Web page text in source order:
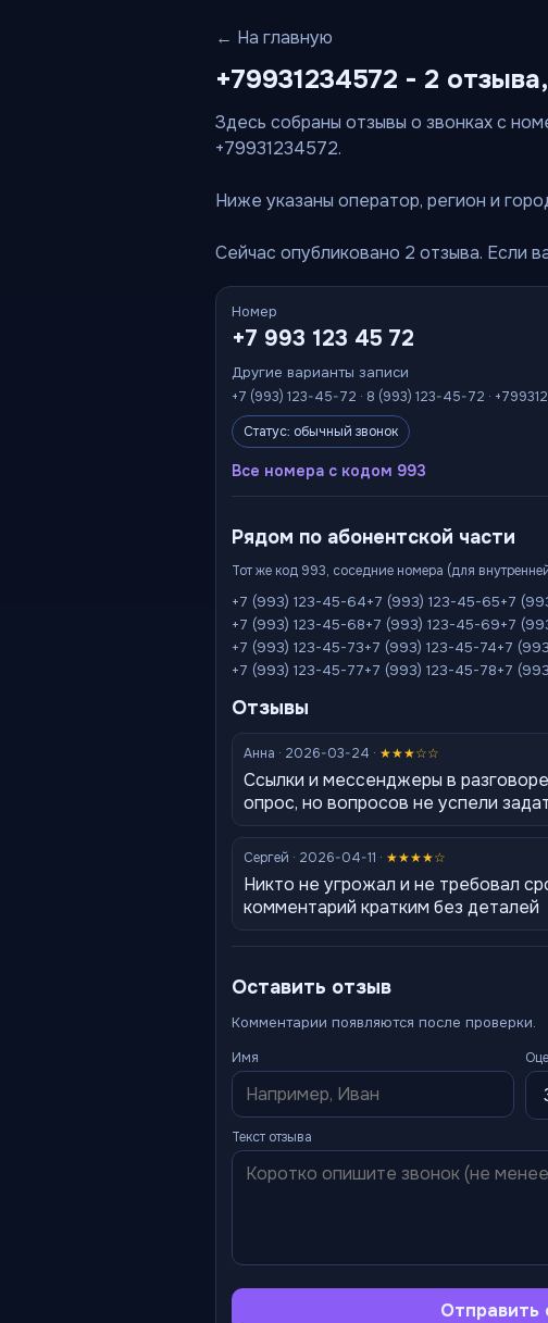
← На главную
+79931234572 - 2
Здесь собраны отзывы о звонках с
+79931234572.
Ниже указаны оператор, регион и
Сейчас опубликовано 2 отзыва. Если
Номер
+7 993 123 45 72
Другие варианты записи
+7 (993) 123-45-72 · 8 (993) 123-45-72 ·
Статус: обычный звонок
Все номера с кодом 993
Рядом по абонентской части
Тот же код 993, соседние номера (для
+7 (993) 123-45-64+7 (993) 123-45-65+7
+7 (993) 123-45-68+7 (993) 123-45-69+7
+7 (993) 123-45-73+7 (993) 123-45-74+7
+7 (993) 123-45-77+7 (993) 123-45-78+7
Отзывы
Анна · 2026-03-24 · ★★★☆☆
Ссылки и мессенджеры в
опрос, но вопросов не успели
Сергей · 2026-04-11 · ★★★★☆
Никто не угрожал и не требовал
комментарий кратким без деталей
Оставить отзыв
Комментарии появляются после проверки.
Имя
Текст отзыва
Отправить